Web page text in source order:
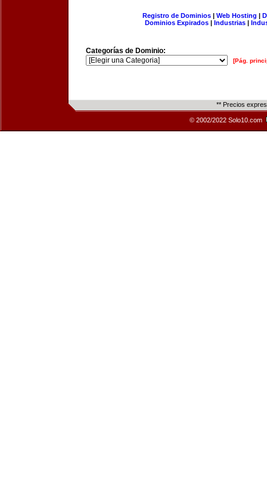
Registro de Dominios| Web Hosting |
Dominios Expirados | Industrias |
Categorías de Dominio:
[Pág.
** Precios
© 2002/2022 Solo10.com